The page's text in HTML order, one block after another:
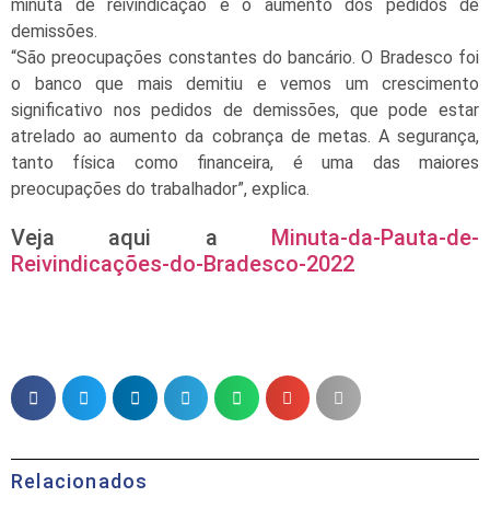
minuta de reivindicação e o aumento dos pedidos de
demissões.
“São preocupações constantes do bancário. O Bradesco foi
o banco que mais demitiu e vemos um crescimento
significativo nos pedidos de demissões, que pode estar
atrelado ao aumento da cobrança de metas. A segurança,
tanto física como financeira, é uma das maiores
preocupações do trabalhador”, explica.
Veja aqui a Minuta-da-Pauta-de-
Reivindicações-do-Bradesco-2022
Relacionados